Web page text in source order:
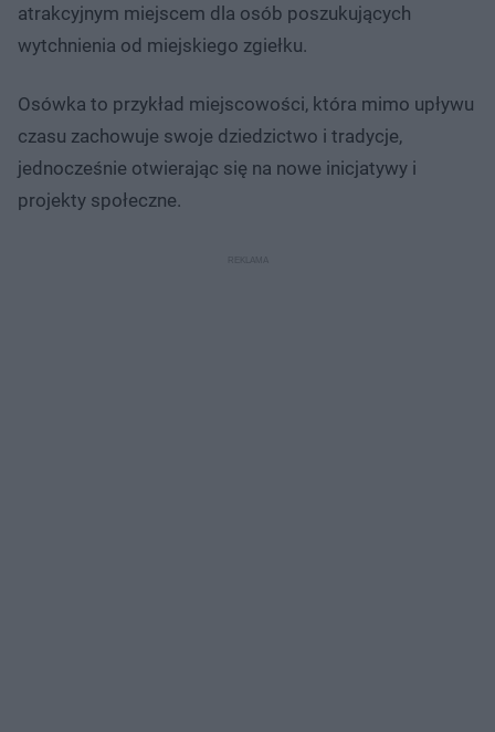
atrakcyjnym miejscem dla osób poszukujących
wytchnienia od miejskiego zgiełku.​
Osówka to przykład miejscowości, która mimo upływu
czasu zachowuje swoje dziedzictwo i tradycje,
jednocześnie otwierając się na nowe inicjatywy i
projekty społeczne.